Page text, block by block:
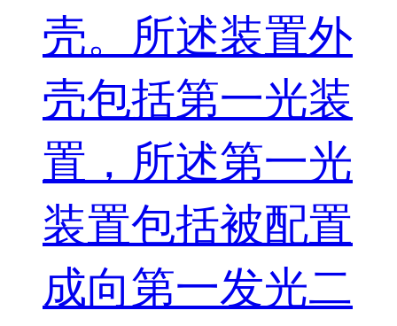
壳。所述装置外
壳包括第一光装
置，所述第一光
装置包括被配置
成向第一发光二